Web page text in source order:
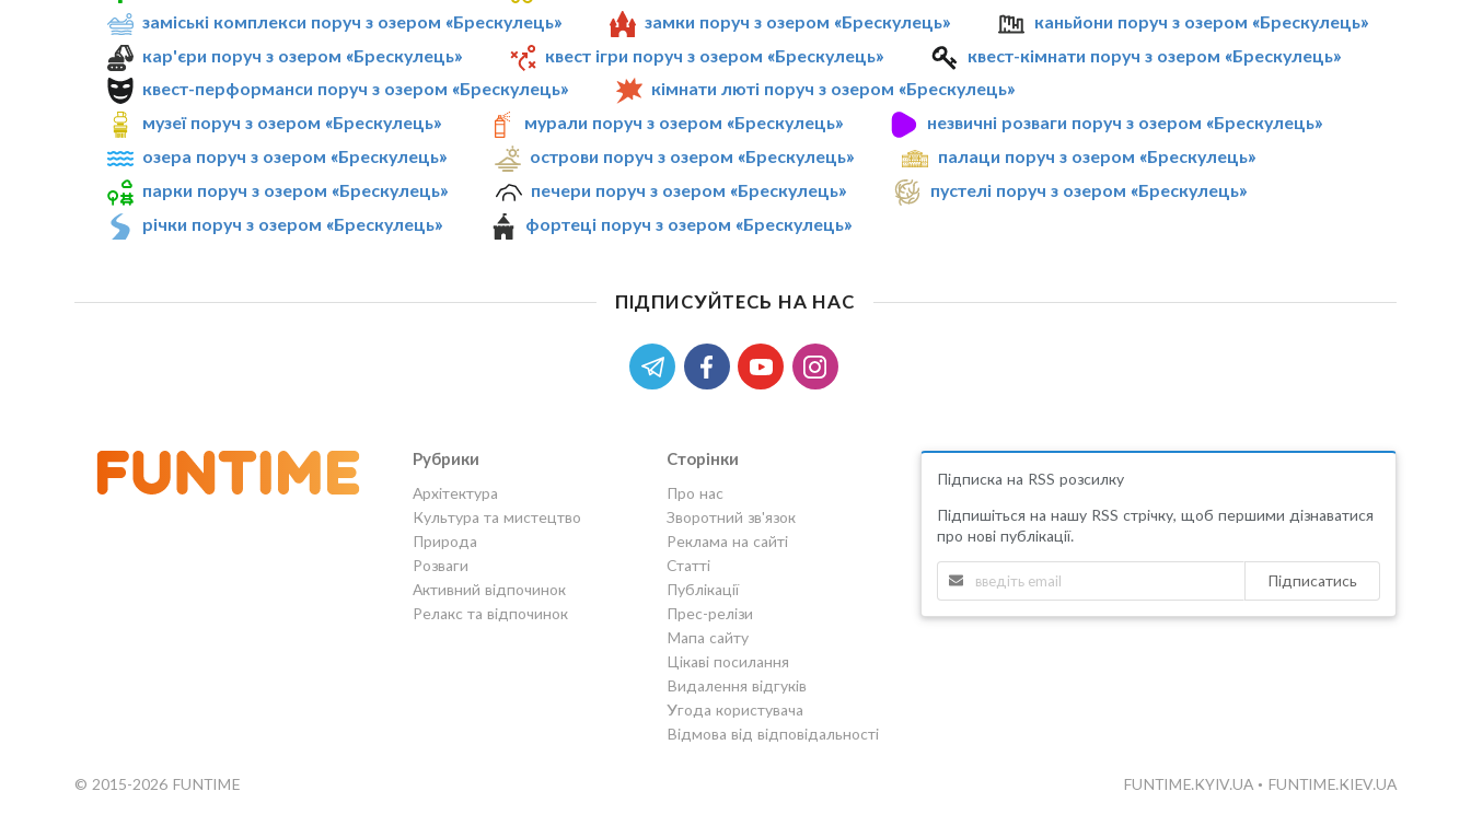
заміські комплекси поруч з озером «Брескулeць»
замки поруч з озером «Брескулeць»
каньйони поруч з озером «Брескулeць»
кар'єри поруч з озером «Брескулeць»
квест ігри поруч з озером «Брескулeць»
квест-кімнати поруч з озером «Брескулeць»
квест-перформанси поруч з озером «Брескулeць»
кімнати люті поруч з озером «Брескулeць»
музеї поруч з озером «Брескулeць»
мурали поруч з озером «Брескулeць»
незвичні розваги поруч з озером «Брескулeць»
озера поруч з озером «Брескулeць»
острови поруч з озером «Брескулeць»
палаци поруч з озером «Брескулeць»
парки поруч з озером «Брескулeць»
печери поруч з озером «Брескулeць»
пустелі поруч з озером «Брескулeць»
річки поруч з озером «Брескулeць»
фортеці поруч з озером «Брескулeць»
ПІДПИСУЙТЕСЬ НА НАС
Рубрики
Архітектура
Культура та мистецтво
Природа
Розваги
Активний відпочинок
Релакс та відпочинок
Сторінки
Про нас
Зворотний зв'язок
Реклама на сайті
Статті
Публікації
Прес-релізи
Мапа сайту
Цікаві посилання
Видалення відгуків
Угода користувача
Відмова від відповідальності
Підписка на RSS розсилку
Підпишіться на нашу RSS стрічку, щоб першими дізнаватися
про нові публікації.
Підписатись
© 2015-2026 FUNTIME FUNTIME.KYIV.UA • FUNTIME.KIEV.UA